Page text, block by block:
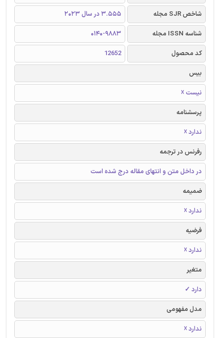
شاخص SJR مجله
3.555 در سال 2023
شناسه ISSN مجله
0140-9883
کد محصول
12652
بیس
نیست ☓
پرسشنامه
ندارد ☓
رفرنس در ترجمه
در داخل متن و انتهای مقاله درج شده است
ضمیمه
ندارد ☓
فرضیه
ندارد ☓
متغیر
دارد ✓
مدل مفهومی
ندارد ☓